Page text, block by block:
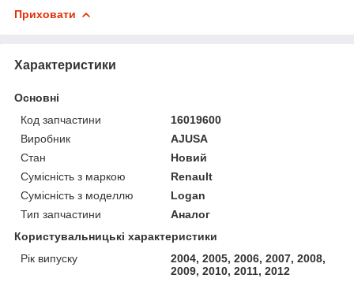
Приховати
Характеристики
Основні
Код запчастини
16019600
Виробник
AJUSA
Стан
Новий
Сумісність з маркою
Renault
Сумісність з моделлю
Logan
Тип запчастини
Аналог
Користувальницькі характеристики
Рік випуску
2004, 2005, 2006, 2007, 2008,
2009, 2010, 2011, 2012